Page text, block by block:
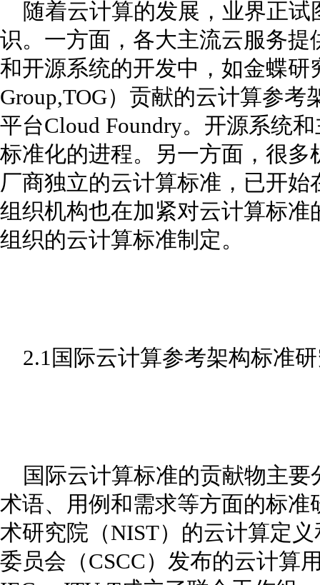
随着云计算的发展，业界正试
识。一方面，各大主流云服务
和开源系统的开发中，如金蝶研
Group,TOG）贡献的云计算参
平台Cloud Foundry。开源系统
标准化的进程。另一方面，很
厂商独立的云计算标准，已开
组织机构也在加紧对云计算标
组织的云计算标准制定。
2.1国际云计算参考架构标准
国际云计算标准的贡献物主要
术语、用例和需求等方面的标
术研究院（NIST）的云计算定
委员会（CSCC）发布的云计算